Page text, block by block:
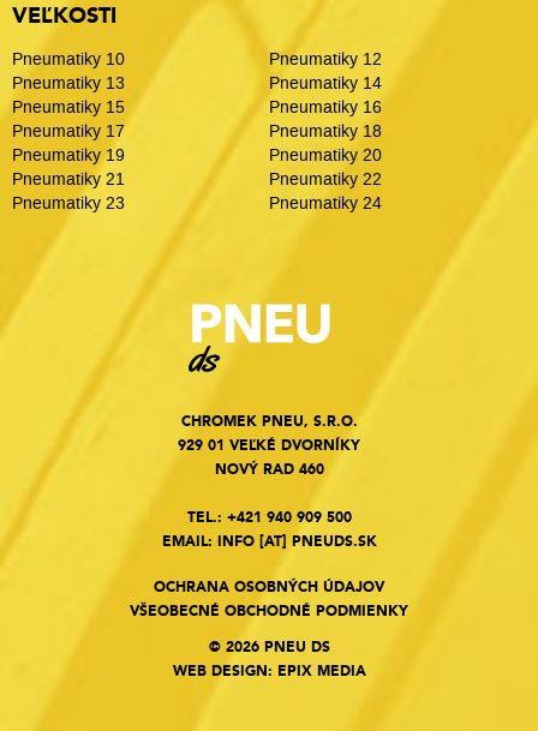
VEĽKOSTI
Pneumatiky 10
Pneumatiky 12
Pneumatiky 13
Pneumatiky 14
Pneumatiky 15
Pneumatiky 16
Pneumatiky 17
Pneumatiky 18
Pneumatiky 19
Pneumatiky 20
Pneumatiky 21
Pneumatiky 22
Pneumatiky 23
Pneumatiky 24
CHROMEK PNEU, S.R.O.
929 01 VEĽKÉ DVORNÍKY
NOVÝ RAD 460
TEL.: +421 940 909 500
EMAIL: INFO[AT] PNEUDS.SK
OCHRANA OSOBNÝCH ÚDAJOV
VŠEOBECNÉ OBCHODNÉ PODMIENKY
© 2026 PNEU DS
WEB DESIGN: EPIX MEDIA